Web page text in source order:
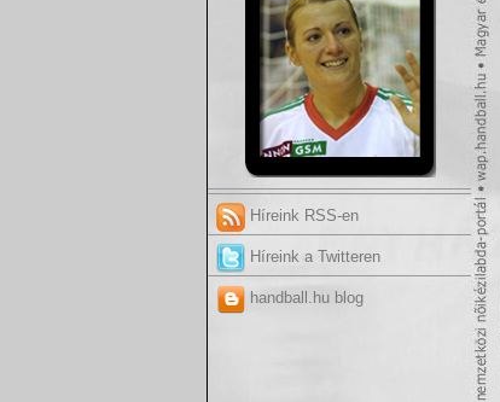
Híreink RSS-en
Híreink a Twitteren
handball.hu blog